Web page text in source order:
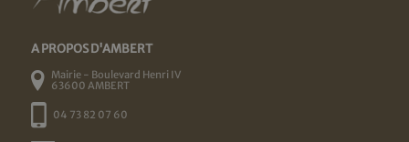
A PROPOS D'AMBERT
Mairie - Boulevard Henri IV
63600 AMBERT
04 73 82 07 60